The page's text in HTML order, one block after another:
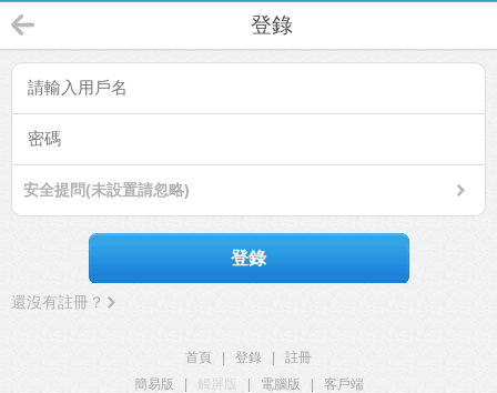
登錄
安全提問(未設置請忽略)
登錄
還沒有註冊？
首頁 登錄
註冊
簡易版
觸屏版 電腦版
客戶端